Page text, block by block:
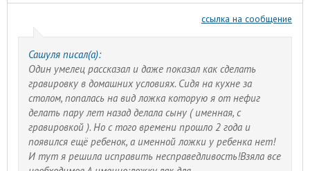
ссылка на сообщение
Сашуля писал(а):
Один умелец рассказал и даже показал как сделать
гравировку в домашних условиях. Сидя на кухне за
столом, попалась на вид ложка которую я от нефиг
делать пару лет назад делала сыну ( именная, с
гравировкой ). Но с того времени прошло 2 года и
появился ещё ребенок, а именной ложки у ребенка нет!
И тут я решила исправить несправедливость!Взяла все